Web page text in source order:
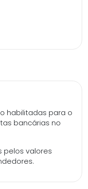
habilitadas para o
bancárias no
pelos valores